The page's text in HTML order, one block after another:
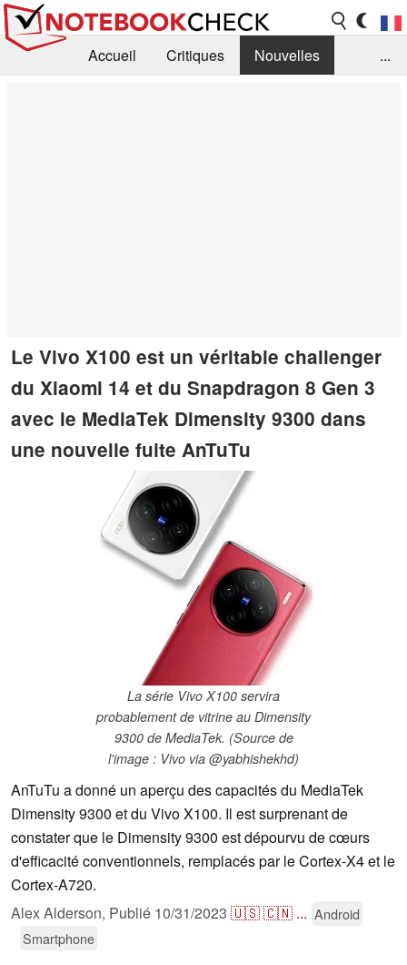
Accueil Critiques
Nouvelles
...
Le Vivo X100 est un véritable challenger
du Xiaomi 14 et du Snapdragon 8 Gen 3
avec le MediaTek Dimensity 9300 dans
une nouvelle fuite AnTuTu
La série Vivo X100 servira
probablement de vitrine au Dimensity
9300 de MediaTek. (Source de
l'image : Vivo via @yabhishekhd)
AnTuTu a donné un aperçu des capacités du MediaTek
Dimensity 9300 et du Vivo X100. Il est surprenant de
constater que le Dimensity 9300 est dépourvu de cœurs
d'efficacité conventionnels, remplacés par le Cortex-X4 et le
Cortex-A720.
Alex Alderson, Publié 10/31/2023 🇺🇸🇨🇳 ... Android
Smartphone